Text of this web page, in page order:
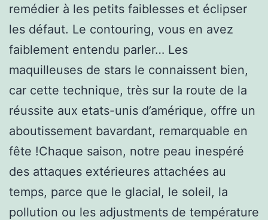
remédier à les petits faiblesses et éclipser
les défaut. Le contouring, vous en avez
faiblement entendu parler… Les
maquilleuses de stars le connaissent bien,
car cette technique, très sur la route de la
réussite aux etats-unis d’amérique, offre un
aboutissement bavardant, remarquable en
fête !Chaque saison, notre peau inespéré
des attaques extérieures attachées au
temps, parce que le glacial, le soleil, la
pollution ou les adjustments de température